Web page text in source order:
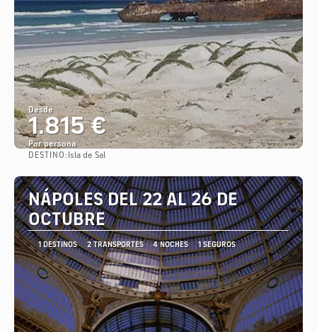
Desde
1.815 €
Por persona
DESTINO: Isla de Sal
NÁPOLES DEL 22 AL 26 DE
OCTUBRE
1 DESTINOS 2 TRANSPORTES 4 NOCHES 1 SEGUROS